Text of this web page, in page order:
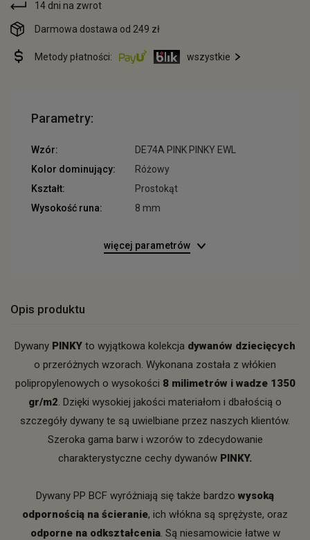
14 dni na zwrot
Darmowa dostawa od 249 zł
Metody płatności: wszystkie
Parametry:
Wzór:
DE74A PINK PINKY EWL
Kolor dominujący:
Różowy
Kształt:
Prostokąt
Wysokość runa:
8 mm
więcej parametrów
Opis produktu
Dywany PINKY to wyjątkowa kolekcja dywanów dziecięcych
o przeróżnych wzorach. Wykonana została z włókien
polipropylenowych o wysokości 8 milimetrów i wadze 1350
gr/m2. Dzięki wysokiej jakości materiałom i dbałością o
szczegóły dywany te są uwielbiane przez naszych klientów.
Szeroka gama barw i wzorów to zdecydowanie
charakterystyczne cechy dywanów PINKY.
Dywany PP BCF wyróżniają się także bardzo wysoką
odpornością na ścieranie, ich włókna są sprężyste, oraz
odporne na odkształcenia. Są niesamowicie łatwe w